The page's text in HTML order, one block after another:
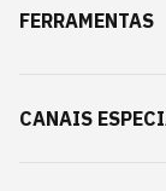
FERRAMENTAS
CANAIS